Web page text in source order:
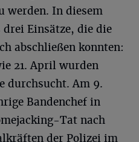
werden. In diesem
drei Einsätze, die die
abschließen konnten:
21. April wurden
durchsucht. Am 9.
Bandenchef in
Tat nach
der Polizei im